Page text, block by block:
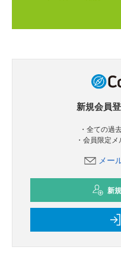
新規会員
・全ての過
・会員限定
メー
新